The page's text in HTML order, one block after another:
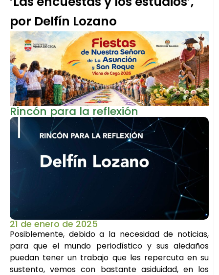
por Delfín Lozano
Rincón para la reflexión
21 de enero de 2025
Posiblemente, debido a la necesidad de noticias,
para que el mundo periodístico y sus aledaños
puedan tener un trabajo que les repercuta en su
sustento, vemos con bastante asiduidad, en los